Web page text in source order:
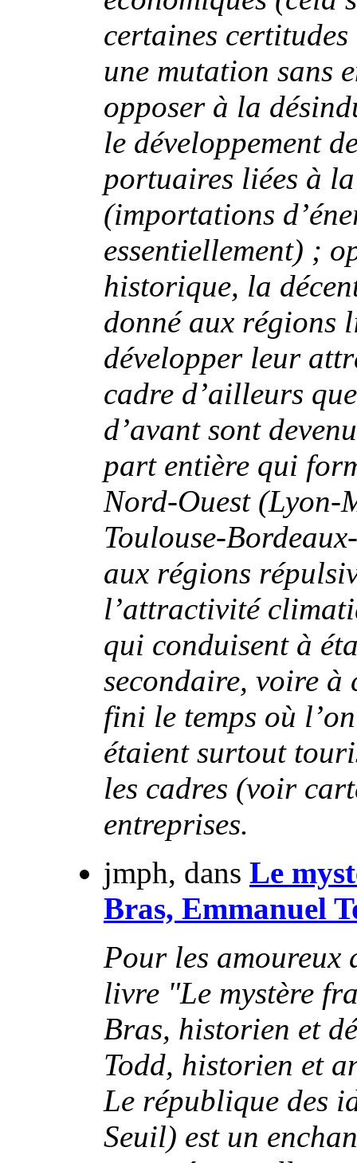
certaines
une mutation sans
opposer à la
le développement
portuaires liées à
(importations
essentiellement) ;
historique, la
donné aux régions
développer leur
cadre d’ailleurs
d’avant sont
part entière qui
Nord-Ouest
Toulouse-
aux régions
l’attractivité
qui conduisent à
secondaire, voire à
fini le temps où
étaient surtout
les cadres (voir
entreprises.
jmph, dans Le
Bras, Emmanuel
Pour les amoureux
livre "Le mystère
Bras, historien et
Todd, historien et
Le république des
Seuil) est un